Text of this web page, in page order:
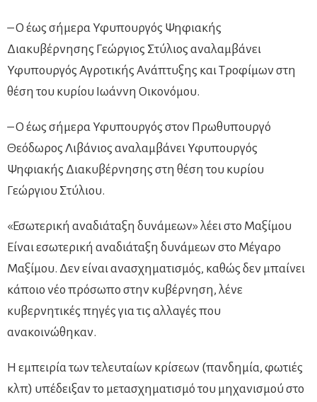
– Ο έως σήμερα Υφυπουργός Ψηφιακής
Διακυβέρνησης Γεώργιος Στύλιος αναλαμβάνει
Υφυπουργός Αγροτικής Ανάπτυξης και Τροφίμων στη
θέση του κυρίου Ιωάννη Οικονόμου.
– Ο έως σήμερα Υφυπουργός στον Πρωθυπουργό
Θεόδωρος Λιβάνιος αναλαμβάνει Υφυπουργός
Ψηφιακής Διακυβέρνησης στη θέση του κυρίου
Γεώργιου Στύλιου.
«Εσωτερική αναδιάταξη δυνάμεων» λέει στο Μαξίμου
Είναι εσωτερική αναδιάταξη δυνάμεων στο Μέγαρο
Μαξίμου. Δεν είναι ανασχηματισμός, καθώς δεν μπαίνει
κάποιο νέο πρόσωπο στην κυβέρνηση, λένε
κυβερνητικές πηγές για τις αλλαγές που
ανακοινώθηκαν.
Η εμπειρία των τελευταίων κρίσεων (πανδημία, φωτιές
κλπ) υπέδειξαν το μετασχηματισμό του μηχανισμού στο